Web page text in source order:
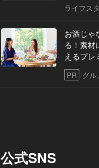
ライフス
お酒じゃ
る！素材
えるプレ
PR グル
公式SNS